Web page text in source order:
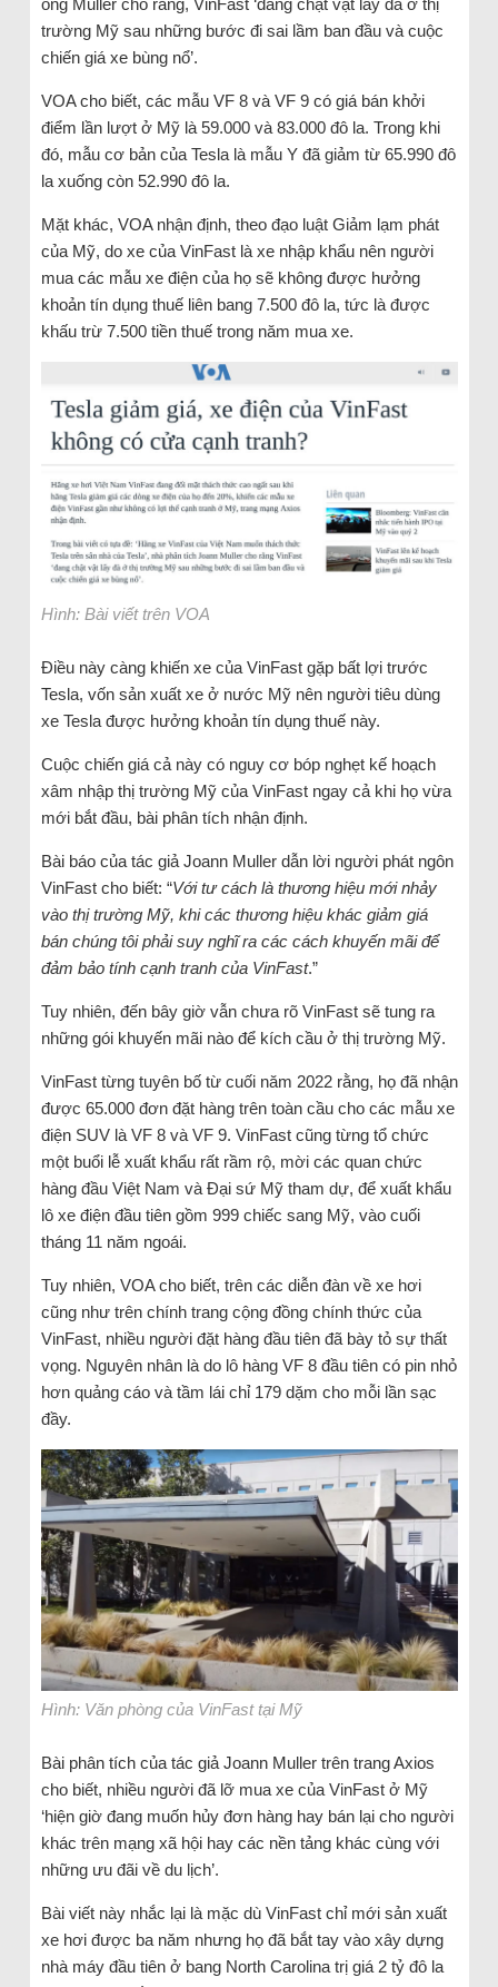
trường Mỹ sau những bước đi sai lầm ban đầu và cuộc
chiến giá xe bùng nổ’.
VOA cho biết, các mẫu VF 8 và VF 9 có giá bán khởi
điểm lần lượt ở Mỹ là 59.000 và 83.000 đô la. Trong khi
đó, mẫu cơ bản của Tesla là mẫu Y đã giảm từ 65.990 đô
la xuống còn 52.990 đô la.
Mặt khác, VOA nhận định, theo đạo luật Giảm lạm phát
của Mỹ, do xe của VinFast là xe nhập khẩu nên người
mua các mẫu xe điện của họ sẽ không được hưởng
khoản tín dụng thuế liên bang 7.500 đô la, tức là được
khấu trừ 7.500 tiền thuế trong năm mua xe.
Hình: Bài viết trên VOA
Điều này càng khiến xe của VinFast gặp bất lợi trước
Tesla, vốn sản xuất xe ở nước Mỹ nên người tiêu dùng
xe Tesla được hưởng khoản tín dụng thuế này.
Cuộc chiến giá cả này có nguy cơ bóp nghẹt kế hoạch
xâm nhập thị trường Mỹ của VinFast ngay cả khi họ vừa
mới bắt đầu, bài phân tích nhận định.
Bài báo của tác giả Joann Muller dẫn lời người phát ngôn
VinFast cho biết: “Với tư cách là thương hiệu mới nhảy
vào thị trường Mỹ, khi các thương hiệu khác giảm giá
bán chúng tôi phải suy nghĩ ra các cách khuyến mãi để
đảm bảo tính cạnh tranh của VinFast.”
Tuy nhiên, đến bây giờ vẫn chưa rõ VinFast sẽ tung ra
những gói khuyến mãi nào để kích cầu ở thị trường Mỹ.
VinFast từng tuyên bố từ cuối năm 2022 rằng, họ đã nhận
được 65.000 đơn đặt hàng trên toàn cầu cho các mẫu xe
điện SUV là VF 8 và VF 9. VinFast cũng từng tổ chức
một buổi lễ xuất khẩu rất rầm rộ, mời các quan chức
hàng đầu Việt Nam và Đại sứ Mỹ tham dự, để xuất khẩu
lô xe điện đầu tiên gồm 999 chiếc sang Mỹ, vào cuối
tháng 11 năm ngoái.
Tuy nhiên, VOA cho biết, trên các diễn đàn về xe hơi
cũng như trên chính trang cộng đồng chính thức của
VinFast, nhiều người đặt hàng đầu tiên đã bày tỏ sự thất
vọng. Nguyên nhân là do lô hàng VF 8 đầu tiên có pin nhỏ
hơn quảng cáo và tầm lái chỉ 179 dặm cho mỗi lần sạc
đầy.
Hình: Văn phòng của VinFast tại Mỹ
Bài phân tích của tác giả Joann Muller trên trang Axios
cho biết, nhiều người đã lỡ mua xe của VinFast ở Mỹ
‘hiện giờ đang muốn hủy đơn hàng hay bán lại cho người
khác trên mạng xã hội hay các nền tảng khác cùng với
những ưu đãi về du lịch’.
Bài viết này nhắc lại là mặc dù VinFast chỉ mới sản xuất
xe hơi được ba năm nhưng họ đã bắt tay vào xây dựng
nhà máy đầu tiên ở bang North Carolina trị giá 2 tỷ đô la